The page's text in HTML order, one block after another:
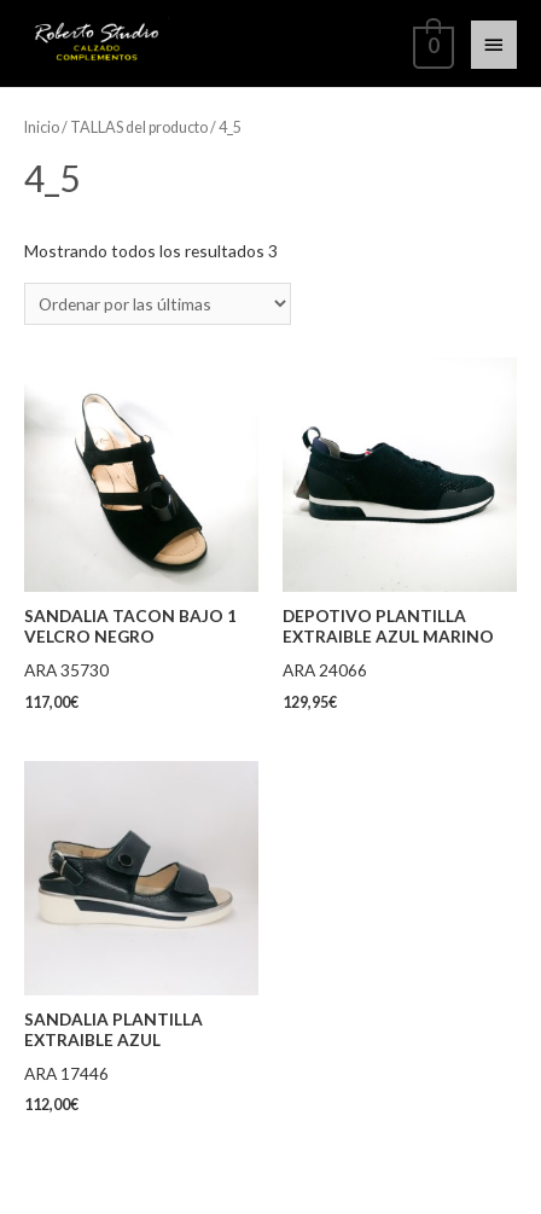
0
Inicio/ TALLAS del producto / 4_5
4_5
Mostrando todos los resultados 3
SANDALIA TACON BAJO 1
VELCRO NEGRO
ARA 35730
117,00€
DEPOTIVO PLANTILLA
EXTRAIBLE AZUL MARINO
ARA 24066
129,95€
SANDALIA PLANTILLA
EXTRAIBLE AZUL
ARA 17446
112,00€